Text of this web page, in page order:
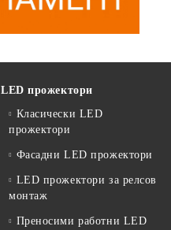
LED прожектори
Класически LED
прожектори
Фасадни LED прожектори
LED прожектори за релсов
монтаж
Преносими работни LED